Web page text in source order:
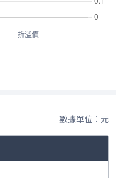
折溢價
數據單位：元